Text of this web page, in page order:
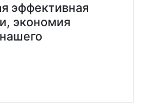
эффективная
экономия